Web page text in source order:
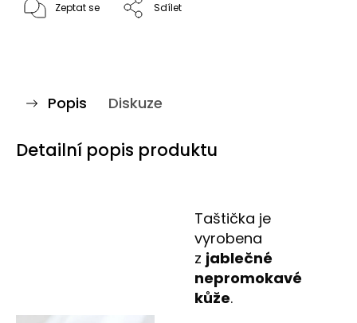
Zeptat se Sdílet
Popis Diskuze
Detailní popis produktu
Taštička je
vyrobena
z jablečné
nepromokavé
kůže.